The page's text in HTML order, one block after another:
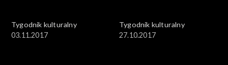
Tygodnik kulturalny
03.11.2017
Tygodnik kulturalny
27.10.2017